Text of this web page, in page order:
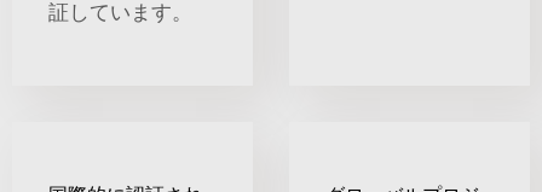
証しています。